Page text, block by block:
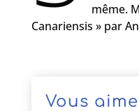
même.
Canariensis » par
Vous